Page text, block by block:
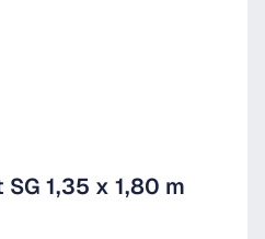
1,35 x 1,80 m